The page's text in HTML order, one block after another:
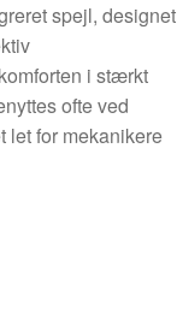
spejl, designet
i stærkt
ofte ved
let for mekanikere